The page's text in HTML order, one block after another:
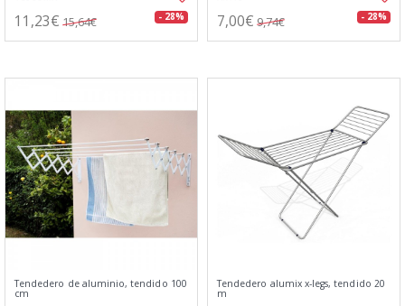
11,23€ 15,64€ - 28% 7,00€ 9,74€ - 28%
Tendedero de aluminio, tendido 100
cm
Tendedero alumix x-legs, tendido 20
m